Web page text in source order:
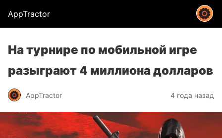
AppTractor
На турнире по мобильной игре
разыграют 4 миллиона долларов
AppTractor 4 года назад